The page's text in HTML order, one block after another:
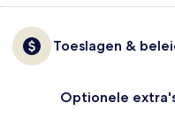
Toeslagen &
Optionele